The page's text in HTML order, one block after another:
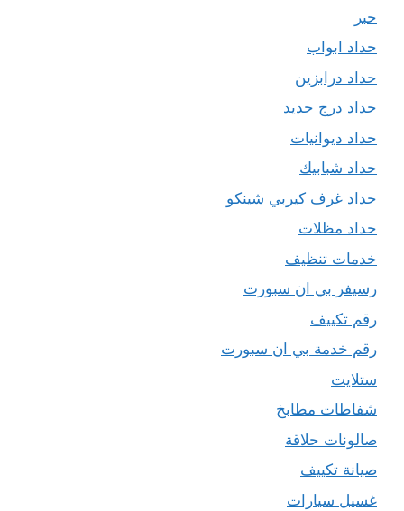
حبر
حداد ابواب
حداد درابزين
حداد درج حديد
حداد ديوانيات
حداد شبابيك
حداد غرف كيربي شينكو
حداد مظلات
خدمات تنظيف
رسيفر بي ان سبورت
رقم تكييف
رقم خدمة بي ان سبورت
ستلايت
شفاطات مطابخ
صالونات حلاقة
صيانة تكييف
غسيل سيارات